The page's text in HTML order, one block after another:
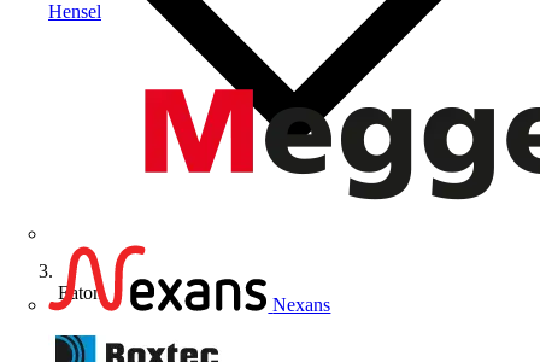
Hensel
Nexans
Eaton